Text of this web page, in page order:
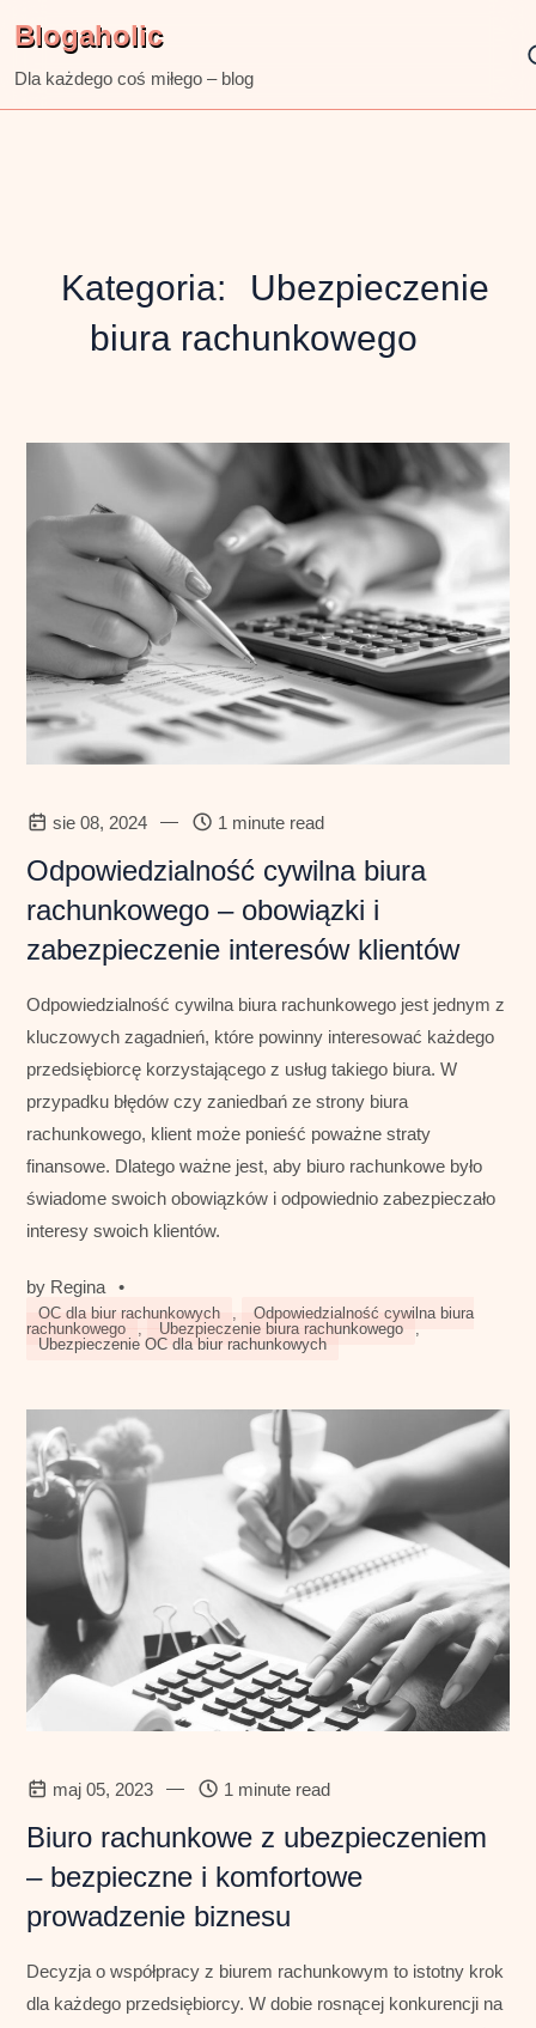
content
Blogaholic
Dla każdego coś miłego – blog
Kategoria:
Ubezpieczenie
biura rachunkowego
sie 08, 2024 — 1 minute read
Odpowiedzialność cywilna biura
rachunkowego – obowiązki i
zabezpieczenie interesów klientów
Odpowiedzialność cywilna biura rachunkowego jest jednym z
kluczowych zagadnień, które powinny interesować każdego
przedsiębiorcę korzystającego z usług takiego biura. W
przypadku błędów czy zaniedbań ze strony biura
rachunkowego, klient może ponieść poważne straty
finansowe. Dlatego ważne jest, aby biuro rachunkowe było
świadome swoich obowiązków i odpowiednio zabezpieczało
interesy swoich klientów.
by Regina •
OC dla biur rachunkowych
Odpowiedzialność cywilna biura
rachunkowego
Ubezpieczenie biura rachunkowego
Ubezpieczenie OC dla biur rachunkowych
maj 05, 2023 — 1 minute read
Biuro rachunkowe z ubezpieczeniem
– bezpieczne i komfortowe
prowadzenie biznesu
Decyzja o współpracy z biurem rachunkowym to istotny krok
dla każdego przedsiębiorcy. W dobie rosnącej konkurencji na